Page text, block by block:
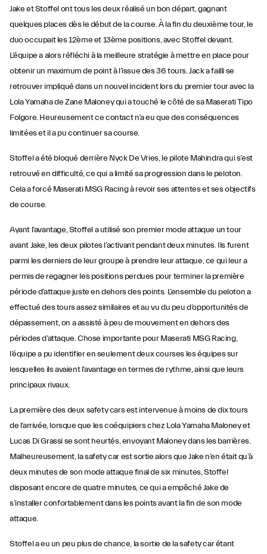
Jake et Stoffel ont tous les deux réalisé un bon départ, gagnant
quelques places dès le début de la course. À la fin du deuxième tour, le
duo occupait les 12ème et 13ème positions, avec Stoffel devant.
L’équipe a alors réfléchi à la meilleure stratégie à mettre en place pour
obtenir un maximum de point à l’issue des 36 tours. Jack a failli se
retrouver impliqué dans un nouvel incident lors du premier tour avec la
Lola Yamaha de Zane Maloney qui a touché le côté de sa Maserati Tipo
Folgore. Heureusement ce contact n’a eu que des conséquences
limitées et il a pu continuer sa course.
Stoffel a été bloqué derrière Nyck De Vries, le pilote Mahindra qui s’est
retrouvé en difficulté, ce qui a limité sa progression dans le peloton.
Cela a forcé Maserati MSG Racing à revoir ses attentes et ses objectifs
de course.
Ayant l’avantage, Stoffel a utilisé son premier mode attaque un tour
avant Jake, les deux pilotes l’activant pendant deux minutes. Ils furent
parmi les derniers de leur groupe à prendre leur attaque, ce qui leur a
permis de regagner les positions perdues pour terminer la première
période d’attaque juste en dehors des points. L’ensemble du peloton a
effectué des tours assez similaires et au vu du peu d’opportunités de
dépassement, on a assisté à peu de mouvement en dehors des
périodes d’attaque. Chose importante pour Maserati MSG Racing,
l’équipe a pu identifier en seulement deux courses les équipes sur
lesquelles ils avaient l’avantage en termes de rythme, ainsi que leurs
principaux rivaux.
La première des deux safety cars est intervenue à moins de dix tours
de l’arrivée, lorsque que les coéquipiers chez Lola Yamaha Maloney et
Lucas Di Grassi se sont heurtés, envoyant Maloney dans les barrières.
Malheureusement, la safety car est sortie alors que Jake n’en était qu’à
deux minutes de son mode attaque final de six minutes, Stoffel
disposant encore de quatre minutes, ce qui a empêché Jake de
s’installer confortablement dans les points avant la fin de son mode
attaque.
Stoffel a eu un peu plus de chance, la sortie de la safety car étant